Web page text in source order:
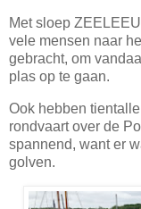
Met sloep
vele mensen naar
gebracht, om
plas op te gaan.
Ook hebben
rondvaart over de
spannend, want er
golven.